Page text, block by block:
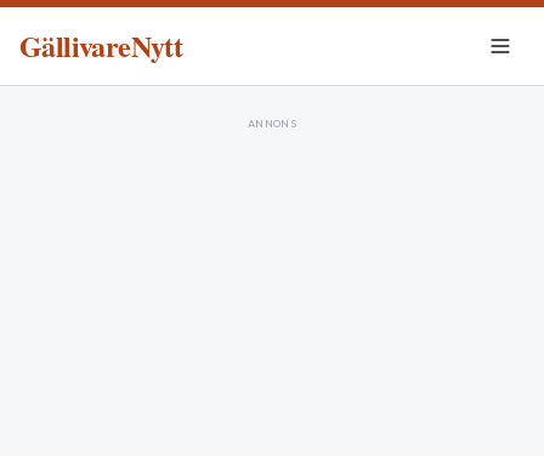
GällivareNytt
ANNONS